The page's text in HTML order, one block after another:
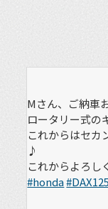
Mさん、ご納車
ロータリー式の
これからはセカ
♪
これからよろ
#honda#DAX125